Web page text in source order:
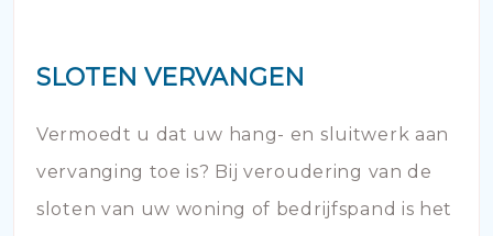
SLOTEN VERVANGEN
Vermoedt u dat uw hang- en sluitwerk aan
vervanging toe is? Bij veroudering van de
sloten van uw woning of bedrijfspand is het